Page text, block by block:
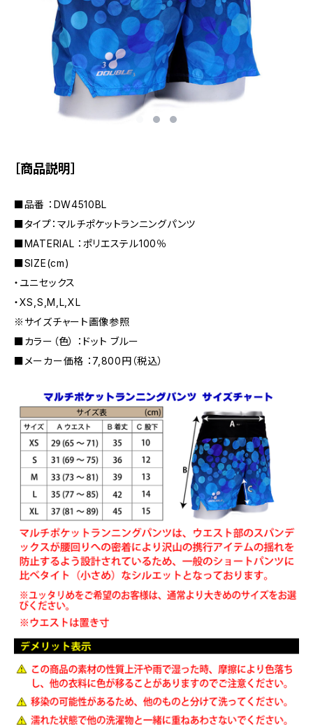
［商品説明］
■品番 ：DW4510BL
■タイプ：マルチポケットランニングパンツ
■MATERIAL ：ポリエステル100％
■SIZE(cm)
・ユニセックス
・XS,S,M,L,XL
※サイズチャート画像参照
■カラー（色） ：ドット ブルー
■メーカー価格 ：7,800円（税込）